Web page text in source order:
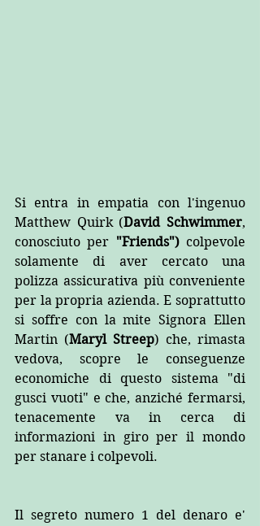
Si entra in empatia con l'ingenuo
Matthew Quirk (David Schwimmer,
conosciuto per "Friends") colpevole
solamente di aver cercato una
polizza assicurativa più conveniente
per la propria azienda. E soprattutto
si soffre con la mite Signora Ellen
Martin (Maryl Streep) che, rimasta
vedova, scopre le conseguenze
economiche di questo sistema "di
gusci vuoti" e che, anziché fermarsi,
tenacemente va in cerca di
informazioni in giro per il mondo
per stanare i colpevoli.
Il segreto numero 1 del denaro e'